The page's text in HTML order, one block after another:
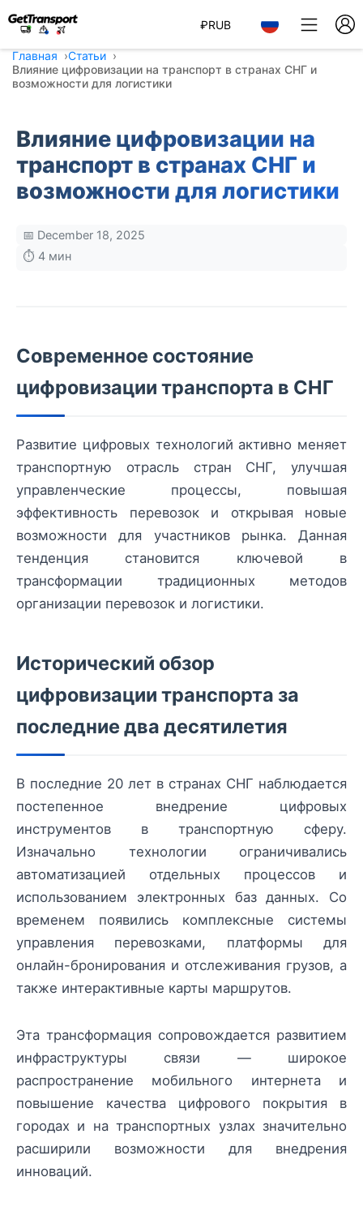
₽RUB
Главная
Статьи
Влияние цифровизации на транспорт в странах СНГ и
возможности для логистики
Влияние цифровизации на
транспорт в странах СНГ и
возможности для логистики
📅 December 18, 2025
⏱️ 4 мин
Современное состояние
цифровизации транспорта в СНГ
Развитие цифровых технологий активно меняет
транспортную отрасль стран СНГ, улучшая
управленческие процессы, повышая
эффективность перевозок и открывая новые
возможности для участников рынка. Данная
тенденция становится ключевой в
трансформации традиционных методов
организации перевозок и логистики.
Исторический обзор
цифровизации транспорта за
последние два десятилетия
В последние 20 лет в странах СНГ наблюдается
постепенное внедрение цифровых
инструментов в транспортную сферу.
Изначально технологии ограничивались
автоматизацией отдельных процессов и
использованием электронных баз данных. Со
временем появились комплексные системы
управления перевозками, платформы для
онлайн-бронирования и отслеживания грузов, а
также интерактивные карты маршрутов.
Эта трансформация сопровождается развитием
инфраструктуры связи — широкое
распространение мобильного интернета и
повышение качества цифрового покрытия в
городах и на транспортных узлах значительно
расширили возможности для внедрения
инноваций.